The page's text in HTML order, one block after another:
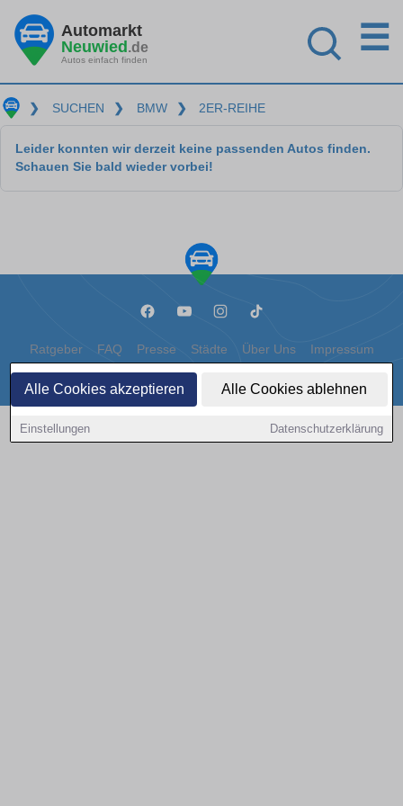
Alle Cookies akzeptieren Alle Cookies ablehnen
Einstellungen Datenschutzerklärung
Automarkt
Neuwied.de
Autos einfach finden
☰
❯ SUCHEN ❯ BMW ❯ 2ER-REIHE
Leider konnten wir derzeit keine passenden Autos finden.
Schauen Sie bald wieder vorbei!
Ratgeber FAQ Presse Städte Über Uns Impressum
Datenschutz Cookies
Copyright © 2000 - 2026 | 1A Infosysteme GmbH | Content by: 1a-sites-autos